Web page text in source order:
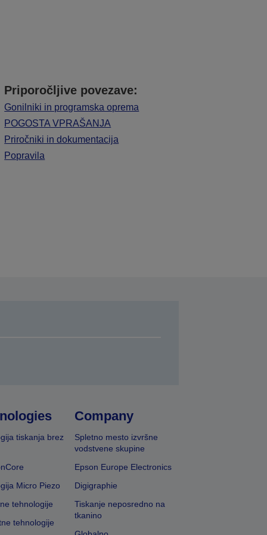
Priporočljive povezave:
Gonilniki in programska oprema
POGOSTA VPRAŠANJA
Priročniki in dokumentacija
Popravila
tiskanja brez
Micro Piezo
tehnologije
tehnologije
Company
Spletno mesto izvršne
vodstvene skupine
Epson Europe Electronics
Digigraphie
Tiskanje neposredno na
tkanino